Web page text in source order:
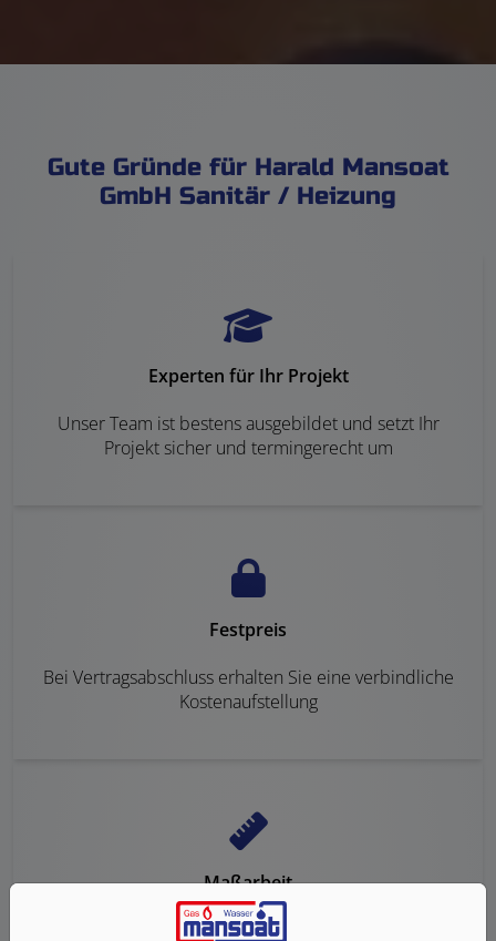
Gute Gründe für Harald Mansoat
GmbH Sanitär / Heizung
Experten für Ihr Projekt
Unser Team ist bestens ausgebildet und setzt Ihr
Projekt sicher und termingerecht um
Festpreis
Bei Vertragsabschluss erhalten Sie eine verbindliche
Kostenaufstellung
Maßarbeit
Kreativ und voller Ideen erarbeiten wir für Sie eine